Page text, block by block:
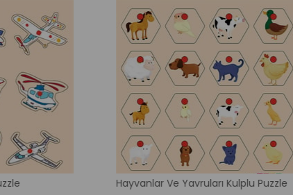
Hayvanlar Ve Yavruları Kulplu Puzzle